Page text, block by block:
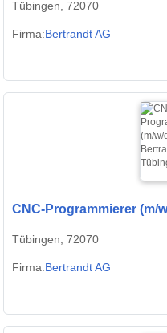
Tübingen, 72070
Firma:Bertrandt AG
CNC-Programmierer (m/
Tübingen, 72070
Firma:Bertrandt AG